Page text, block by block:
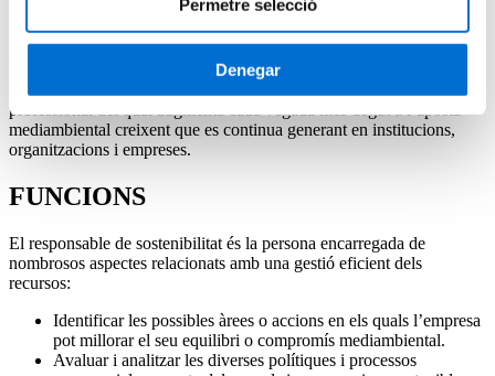
Permetre selecció
Denegar
Descobreix com convertir-te en Responsable de sostenibilitat de la
El responsable de sostenibilitat és un dels perfils la demanda
professional del qual augmenta cada vegada més degut a l’aposta
mediambiental creixent que es continua generant en institucions,
organitzacions i empreses.
FUNCIONS
El responsable de sostenibilitat és la persona encarregada de
nombrosos aspectes relacionats amb una gestió eficient dels
recursos:
Identificar les possibles àrees o accions en els quals l’empresa
pot millorar el seu equilibri o compromís mediambiental.
Avaluar i analitzar les diverses polítiques i processos